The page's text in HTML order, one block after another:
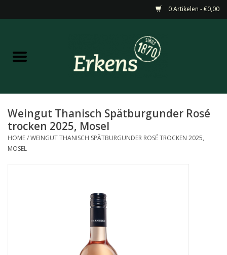
0 Artikelen - €0,00
Home
Wijn
Masterclasses & Proeverijen
Weingut Thanisch Spätburgunder Rosé
trocken 2025, Mosel
HOME/WEINGUT THANISCH SPÄTBURGUNDER ROSÉ TROCKEN 2025,
MOSEL